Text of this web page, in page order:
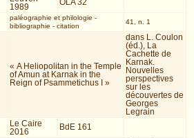
1989
OLA 32
paléographie et philologie -
bibliographie - citation
41, n. 1
« A Heliopolitan in the Temple
of Amun at Karnak in the
Reign of Psammetichus I »
dans L. Coulon
(éd.), La
Cachette de
Karnak.
Nouvelles
perspectives
sur les
découvertes de
Georges
Legrain
Le Caire
2016
BdE 161